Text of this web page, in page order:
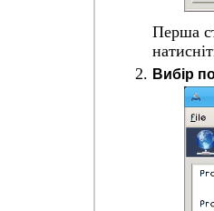
Перша
Вибір